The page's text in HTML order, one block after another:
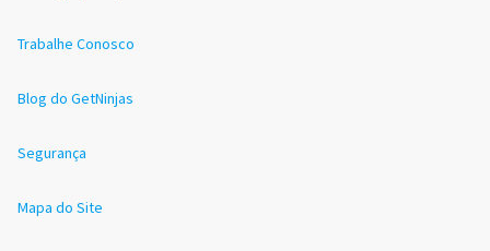
Trabalhe Conosco
Blog do GetNinjas
Segurança
Mapa do Site